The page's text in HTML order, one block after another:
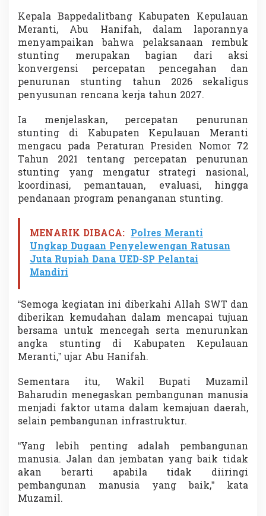
d
k
a
n
e
s
i
E
m
a
s
2
0
4
r
i
t
a
s
Kepala Bappedalitbang Kabupaten Kepulauan
Meranti, Abu Hanifah, dalam laporannya
menyampaikan bahwa pelaksanaan rembuk
stunting merupakan bagian dari aksi
konvergensi percepatan pencegahan dan
penurunan stunting tahun 2026 sekaligus
penyusunan rencana kerja tahun 2027.
Ia menjelaskan, percepatan penurunan
stunting di Kabupaten Kepulauan Meranti
mengacu pada Peraturan Presiden Nomor 72
Tahun 2021 tentang percepatan penurunan
stunting yang mengatur strategi nasional,
koordinasi, pemantauan, evaluasi, hingga
pendanaan program penanganan stunting.
MENARIK DIBACA: Polres Meranti
Ungkap Dugaan Penyelewengan Ratusan
Juta Rupiah Dana UED-SP Pelantai
Mandiri
“Semoga kegiatan ini diberkahi Allah SWT dan
diberikan kemudahan dalam mencapai tujuan
bersama untuk mencegah serta menurunkan
angka stunting di Kabupaten Kepulauan
Meranti,” ujar Abu Hanifah.
Sementara itu, Wakil Bupati Muzamil
Baharudin menegaskan pembangunan manusia
menjadi faktor utama dalam kemajuan daerah,
selain pembangunan infrastruktur.
“Yang lebih penting adalah pembangunan
manusia. Jalan dan jembatan yang baik tidak
akan berarti apabila tidak diiringi
pembangunan manusia yang baik,” kata
Muzamil.